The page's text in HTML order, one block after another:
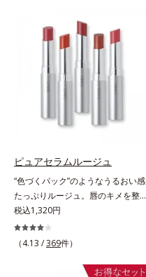
*1 ポーラ化成独自の（Ｃ１２－２
０）アルキルグルコシド（保湿）で
形成するミセルから、汚れをはね返
す水の膜をつくる技術が日本初
（2024年12月時点、J－GLOBALに
よる自社調べ）*2 オルビス内でか
*3 ポーラ化成独自の（Ｃ１２－２
ル*5 乾燥や汚れによる*6 キメの乱
れによる＜使用量目安＞適量＜使用
ステップ＞オルビス ザ クレンジン
グ オイル ⇒ 洗顔料 ⇒ 化粧
水 ⇒ 保湿液 ※W洗顔が必要で
す＜使用方法＞1.適量をとり、手の
上で軽くらせんを描くように、メイ
与え、湧き上がるようなハリ感を呼
び覚まします。ハリ膜がのび広が
り、肌表面にピン！としたハリ感を
与え、さらに疑似セラミド(*3)が角
層の隙間に浸透(*4)。夜のスキンケ
アの最後にプラスすることで乾燥に
よる小ジワを目立たなくし、ハリ感
みなぎる目元を目指します。*1 レ
トイルトリペプチド－5配合＝保湿
成分*3 ラウロイルグルタミン酸ジ
（フィトステリル/オクチルドデシ
ル）配合＝保湿成分*4 角層まで
ピュアセラムルージュ
“色づくパック”のようなうるおい感
たっぷりルージュ。唇のキメを整え
リップの土台をつくり鮮やかな発色
を叶えます。唇にたっぷりうるおい
を与えながら鮮やかに色づく、スキ
です。荒れやすいデリケートな唇の
税込1,320円
（4.13 /369件）